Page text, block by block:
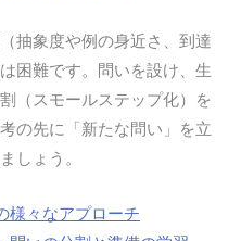
抽象度や例の身近さ、到達
困難です。問いを設け、生
（スモールステップ化）を
の先に「新たな問い」を立
しょう。
様々なアプローチ